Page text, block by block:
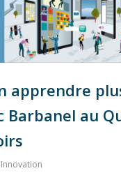
apprendre
Barbanel au
Innovation